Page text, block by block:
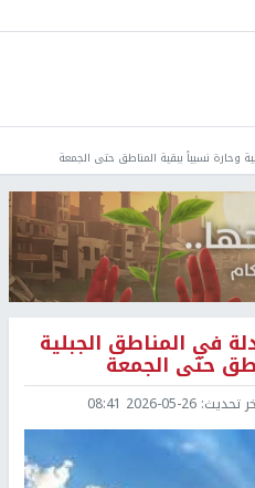
وحارة نسبياً ببقية المناطق حتى الجمعة
في المناطق الجبلية
حتى الجمعة
تحديث: 2026-05-26 08:41